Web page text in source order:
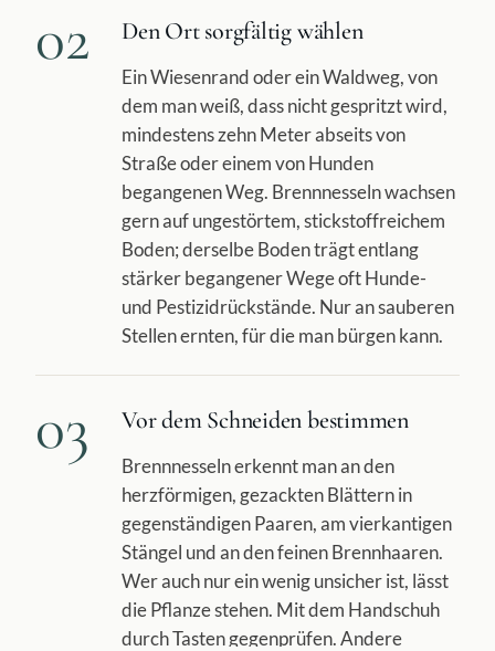
02 Den Ort sorgfältig wählen
Ein Wiesenrand oder ein Waldweg, von
dem man weiß, dass nicht gespritzt wird,
mindestens zehn Meter abseits von
Straße oder einem von Hunden
begangenen Weg. Brennnesseln wachsen
gern auf ungestörtem, stickstoffreichem
Boden; derselbe Boden trägt entlang
stärker begangener Wege oft Hunde-
und Pestizidrückstände. Nur an sauberen
Stellen ernten, für die man bürgen kann.
03 Vor dem Schneiden bestimmen
Brennnesseln erkennt man an den
herzförmigen, gezackten Blättern in
gegenständigen Paaren, am vierkantigen
Stängel und an den feinen Brennhaaren.
Wer auch nur ein wenig unsicher ist, lässt
die Pflanze stehen. Mit dem Handschuh
durch Tasten gegenprüfen. Andere